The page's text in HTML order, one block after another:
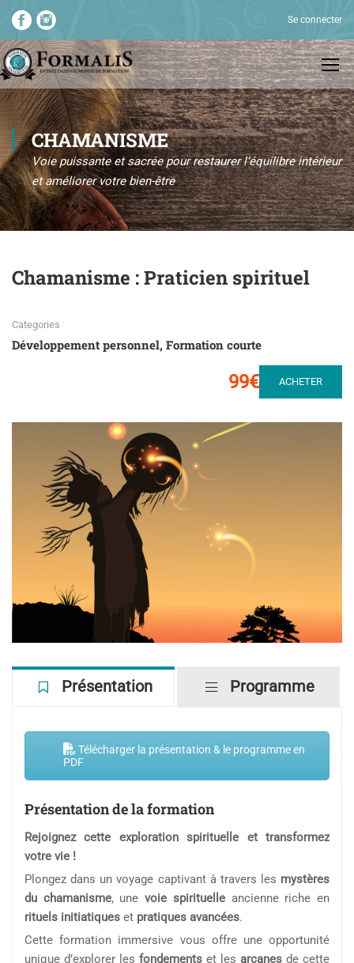
Se connecter
CHAMANISME
Voie puissante et sacrée pour restaurer l’équilibre intérieur
et améliorer votre bien-être
Chamanisme : Praticien spirituel
Categories
Développement personnel, Formation courte
99€ ACHETER
Télécharger la présentation & le programme en
PDF
Présentation de la formation
Rejoignez cette exploration spirituelle et transformez
votre vie !
Plongez dans un voyage captivant à travers les mystères
du chamanisme, unevoie spirituelleancienne riche en
rituels initiatiques et pratiques avancées.
Cette formation immersive vous offre une opportunité
unique d’explorer les fondements et les arcanes de cette